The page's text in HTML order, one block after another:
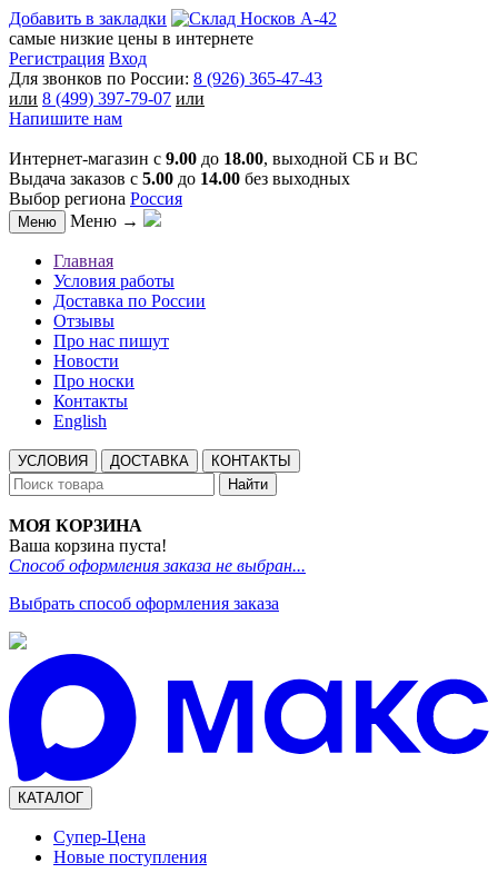
Добавить в закладки
самые низкие цены в интернете
Регистрация Вход
Для звонков по России: 8 (926) 365-47-43
или 8 (499) 397-79-07 или
Напишите нам
Интернет-магазин с 9.00 до 18.00, выходной СБ и ВС
Выдача заказов с 5.00 до 14.00 без выходных
Выбор региона Россия
Меню Меню →
Главная
Условия работы
Доставка по России
Отзывы
Про нас пишут
Новости
Про носки
Контакты
English
УСЛОВИЯ ДОСТАВКА
КОНТАКТЫ
Найти
МОЯ КОРЗИНА
Ваша корзина пуста!
Способ оформления заказа не выбран...
Выбрать способ оформления заказа
КАТАЛОГ
Супер-Цена
Новые поступления